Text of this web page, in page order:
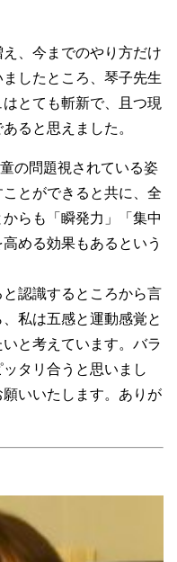
、今までのやり方だけ
したところ、琴子先生
とても斬新で、且つ現
ると思えました。
の問題視されている姿
とができると共に、全
らも「瞬発力」「集中
める効果もあるという
と認識するところから言
私は五感と運動感覚と
と考えています。バラ
タリ合うと思いまし
いいたします。ありが